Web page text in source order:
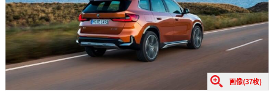
画像(37枚)